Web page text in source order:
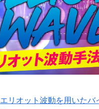
エリオット波動を用いたバ